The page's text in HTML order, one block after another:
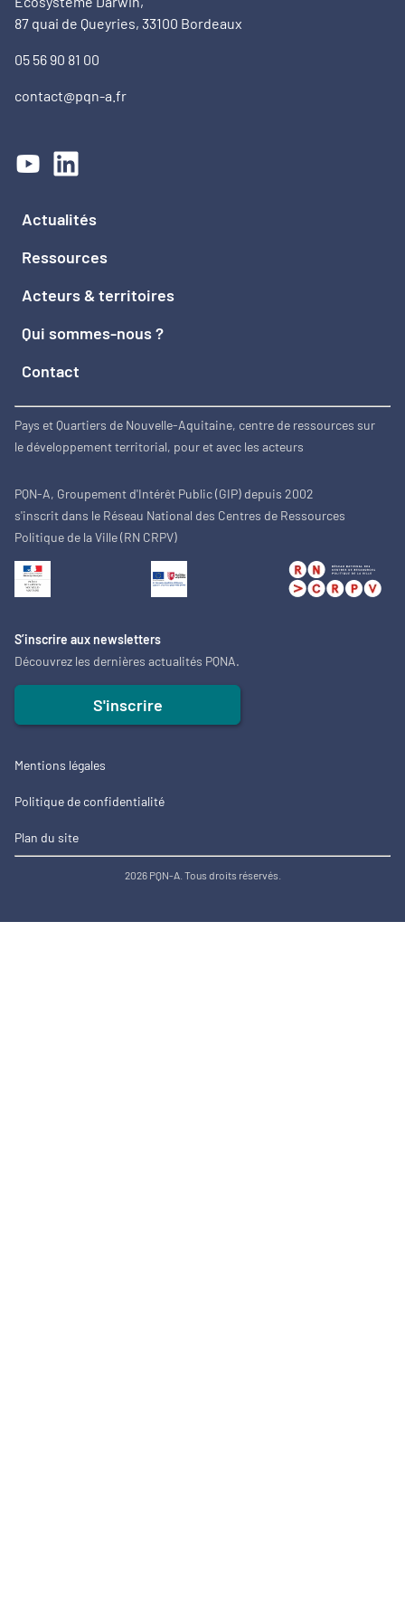
87 quai de Queyries, 33100 Bordeaux
05 56 90 81 00
contact@pqn-a.fr
Actualités
Ressources
Acteurs & territoires
Qui sommes-nous ?
Contact
Pays et Quartiers de Nouvelle-Aquitaine, centre de ressources sur
le développement territorial, pour et avec les acteurs
PQN-A, Groupement d'Intérêt Public (GIP) depuis 2002
s'inscrit dans le Réseau National des Centres de Ressources
Politique de la Ville (RN CRPV)
S’inscrire aux newsletters
Découvrez les dernières actualités PQNA.
S'inscrire
Mentions légales
Politique de confidentialité
Plan du site
2026 PQN-A. Tous droits réservés.